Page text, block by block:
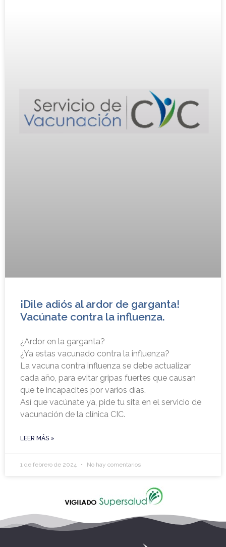
¡Dile adiós al ardor de garganta!
Vacúnate contra la influenza.
¿Ardor en la garganta?
¿Ya estas vacunado contra la influenza?
La vacuna contra influenza se debe actualizar
cada año, para evitar gripas fuertes que causan
que te incapacites por varios días.
Así que vacúnate ya, pide tu sita en el servicio de
vacunación de la clínica CIC.
LEER MÁS »
1 de febrero de 2024 No hay comentarios